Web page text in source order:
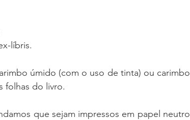
líbris.
úmido (com o uso de tinta) ou carimbo
folhas do livro.
que sejam impressos em papel neutro